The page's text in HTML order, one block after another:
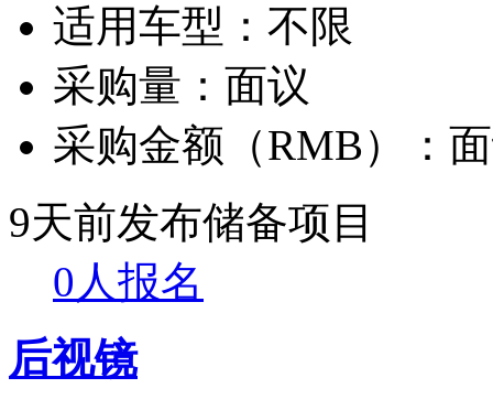
适用车型： 不限
采购量： 面议
采购金额（RMB）：
9天前发布储备项目
0人报名
后视镜